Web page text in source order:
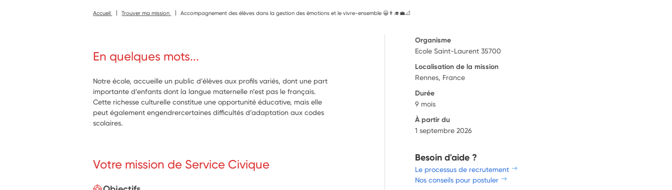
Accueil Trouver ma mission Accompagnement des élèves dans la gestion des émotions et le vivre-ensemble 😀👨‍🎓💼📐
En quelques mots...
Notre école, accueille un public d’élèves aux profils variés, dont une part
importante d’enfants dont la langue maternelle n’est pas le français.
Cette richesse culturelle constitue une opportunité éducative, mais elle
peut également engendrercertaines difficultés d’adaptation aux codes
scolaires.
Votre mission de Service Civique
Organisme
Ecole Saint-Laurent 35700
Localisation de la mission
Rennes, France
Durée
9 mois
À partir du
1 septembre 2026
Besoin d'aide ?
Le processus de recrutement
Nos conseils pour postuler